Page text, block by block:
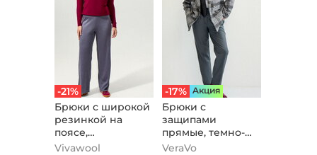
-21%
Брюки с широкой
резинкой на
поясе,
графитовый
Vivawool
-17% Aкция
Брюки с
защипами
прямые, темно-
серый
VeraVo